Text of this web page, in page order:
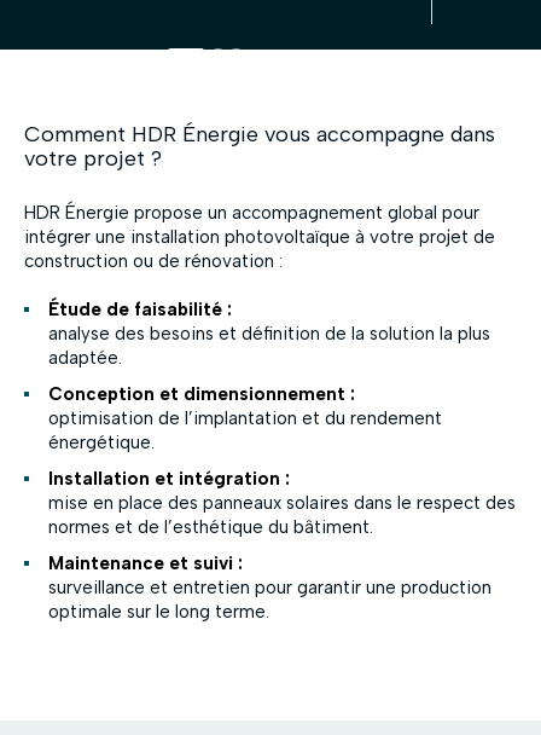
Comment HDR Énergie vous accompagne dans
votre projet ?
HDR Énergie propose un accompagnement global pour
intégrer une installation photovoltaïque à votre projet de
construction ou de rénovation :
Étude de faisabilité :
analyse des besoins et définition de la solution la plus
adaptée.
Conception et dimensionnement :
optimisation de l’implantation et du rendement
énergétique.
Installation et intégration :
mise en place des panneaux solaires dans le respect des
normes et de l’esthétique du bâtiment.
Maintenance et suivi :
surveillance et entretien pour garantir une production
optimale sur le long terme.